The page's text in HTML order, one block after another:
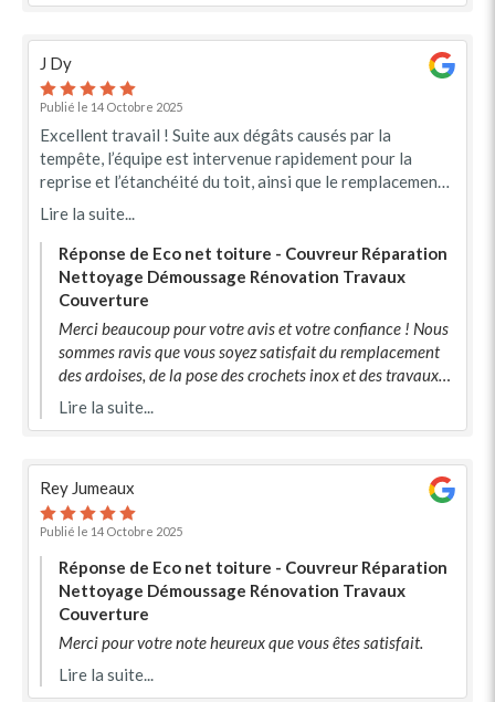
poursuivre nos efforts pour offrir un service toujours plus
professionnel et soigné. Au plaisir de vous accompagner à
nouveau pour vos futurs projets d’entretien ou de
rénovation ! Bien cordialement, [Eco net toiture ]
J Dy
Publié le 14 Octobre 2025
Excellent travail ! Suite aux dégâts causés par la
tempête, l’équipe est intervenue rapidement pour la
reprise et l’étanchéité du toit, ainsi que le remplacement
des ardoises avec crochets inox. Travail très soigné,
impeccable et durable. Je recommande vivement cette
entreprise pour son sérieux, sa réactivité et la qualité de
ses finitions.
Lire la suite...
Réponse de Eco net toiture - Couvreur Réparation
Nettoyage Démoussage Rénovation Travaux
Couverture
Merci beaucoup pour votre avis et votre confiance ! Nous
sommes ravis que vous soyez satisfait du remplacement
des ardoises, de la pose des crochets inox et des travaux
d’étanchéité réalisés sur votre toiture. Notre équipe met
futurs projets de couverture ! Eco net toiture
Lire la suite...
Rey Jumeaux
Publié le 14 Octobre 2025
Réponse de Eco net toiture - Couvreur Réparation
Nettoyage Démoussage Rénovation Travaux
Couverture
Merci pour votre note heureux que vous êtes satisfait.
Lire la suite...